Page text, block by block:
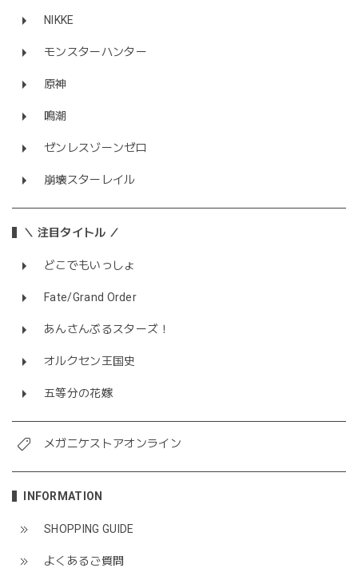
NIKKE
モンスターハンター
原神
鳴潮
ゼンレスゾーンゼロ
崩壊スターレイル
＼ 注目タイトル ／
どこでもいっしょ
Fate/Grand Order
あんさんぶるスターズ！
オルクセン王国史
五等分の花嫁
メガニケストアオンライン
INFORMATION
SHOPPING GUIDE
よくあるご質問